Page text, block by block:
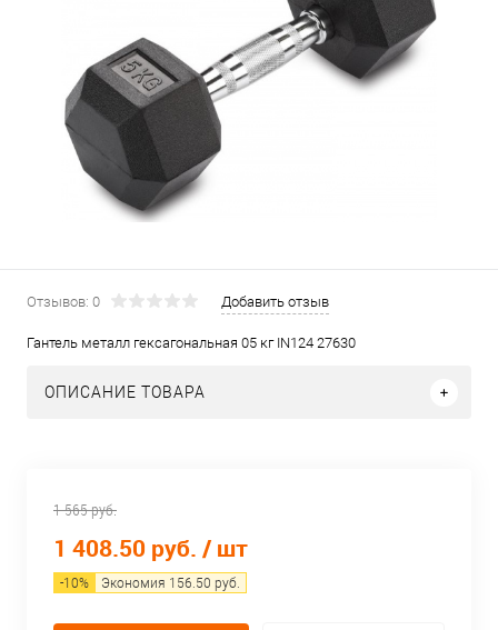
Отзывов: 0 Добавить отзыв
Гантель металл гексагональная 05 кг IN124 27630
ОПИСАНИЕ ТОВАРА
1 565 руб.
1 408.50 руб. / шт
-10% Экономия 156.50 руб.